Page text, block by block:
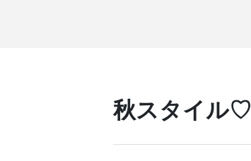
秋スタイル♡